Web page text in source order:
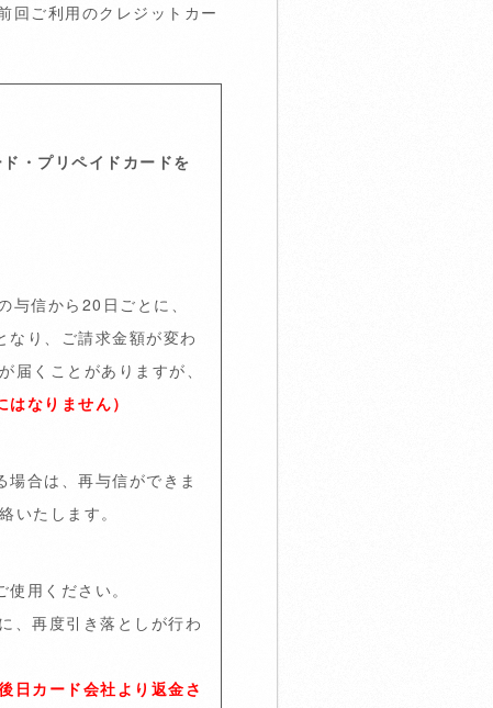
回ご利用のクレジットカー
・プリペイドカードを
信から20日ごとに、
り、ご請求金額が変わ
くことがありますが、
はなりません）
合は、再与信ができま
いたします。
用ください。
、再度引き落としが行わ
日カード会社より返金さ